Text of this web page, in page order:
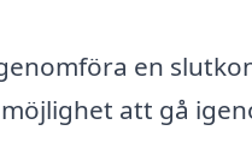
en
att gå